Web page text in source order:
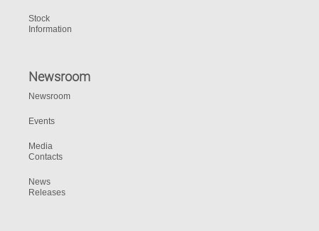
Stock
Information
Newsroom
Newsroom
Events
Media
Contacts
News
Releases